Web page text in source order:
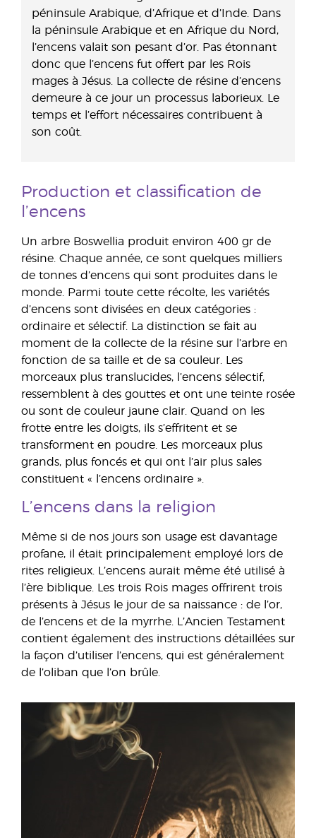
péninsule Arabique, d’Afrique et d’Inde. Dans
la péninsule Arabique et en Afrique du Nord,
l’encens valait son pesant d’or. Pas étonnant
donc que l’encens fut offert par les Rois
mages à Jésus. La collecte de résine d’encens
demeure à ce jour un processus laborieux. Le
temps et l’effort nécessaires contribuent à
son coût.
Production et classification de
l’encens
Un arbre Boswellia produit environ 400 gr de
résine. Chaque année, ce sont quelques milliers
de tonnes d’encens qui sont produites dans le
monde. Parmi toute cette récolte, les variétés
d’encens sont divisées en deux catégories :
ordinaire et sélectif. La distinction se fait au
moment de la collecte de la résine sur l’arbre en
fonction de sa taille et de sa couleur. Les
morceaux plus translucides, l’encens sélectif,
ressemblent à des gouttes et ont une teinte rosée
ou sont de couleur jaune clair. Quand on les
frotte entre les doigts, ils s’effritent et se
transforment en poudre. Les morceaux plus
grands, plus foncés et qui ont l’air plus sales
constituent « l’encens ordinaire ».
L’encens dans la religion
Même si de nos jours son usage est davantage
profane, il était principalement employé lors de
rites religieux. L’encens aurait même été utilisé à
l’ère biblique. Les trois Rois mages offrirent trois
présents à Jésus le jour de sa naissance : de l’or,
de l’encens et de la myrrhe. L’Ancien Testament
contient également des instructions détaillées sur
la façon d’utiliser l’encens, qui est généralement
de l’oliban que l’on brûle.